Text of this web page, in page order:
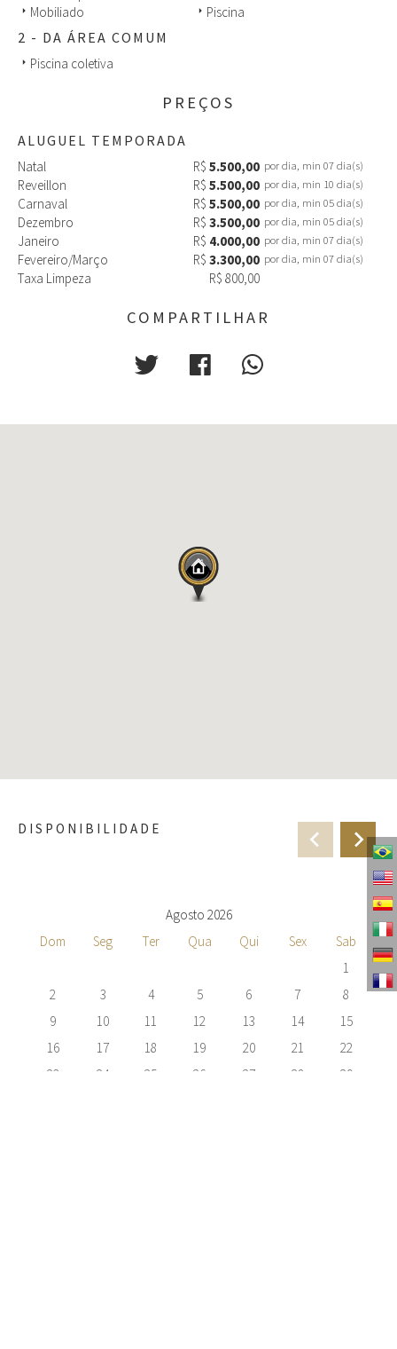
Casa 2: Cozinha moderna completa. Pátio externo com
estar separada com sofá-cama e televisão. No andar de cima,
dois quartos: um com duas camas de solteiro (opcional cama
queen) e outro com cama queen. Ambos os quartos têm banheiro
convivência.
UMA Área de piscina com deck e espreguiçadeiras para ambas.
arrow_right Mobiliado arrow_right Piscina
2 - DA ÁREA COMUM
arrow_right Piscina coletiva
PREÇOS
ALUGUEL TEMPORADA
Natal R$ 5.500,00 por dia, min 07 dia(s)
Reveillon R$ 5.500,00 por dia, min 10 dia(s)
Carnaval R$ 5.500,00 por dia, min 05 dia(s)
Dezembro R$ 3.500,00 por dia, min 05 dia(s)
Janeiro R$ 4.000,00 por dia, min 07 dia(s)
Fevereiro/Março R$ 3.300,00 por dia, min 07 dia(s)
Taxa Limpeza R$ 800,00
COMPARTILHAR
DISPONIBILIDADE
Agosto 2026
Dom
Seg Ter Qua Qui Sex
Sab
1
2
3 4 5 6 7
8
9
10 11 12 13 14
15
16
17 18 19 20 21
22
23
24 25 26 27 28
29